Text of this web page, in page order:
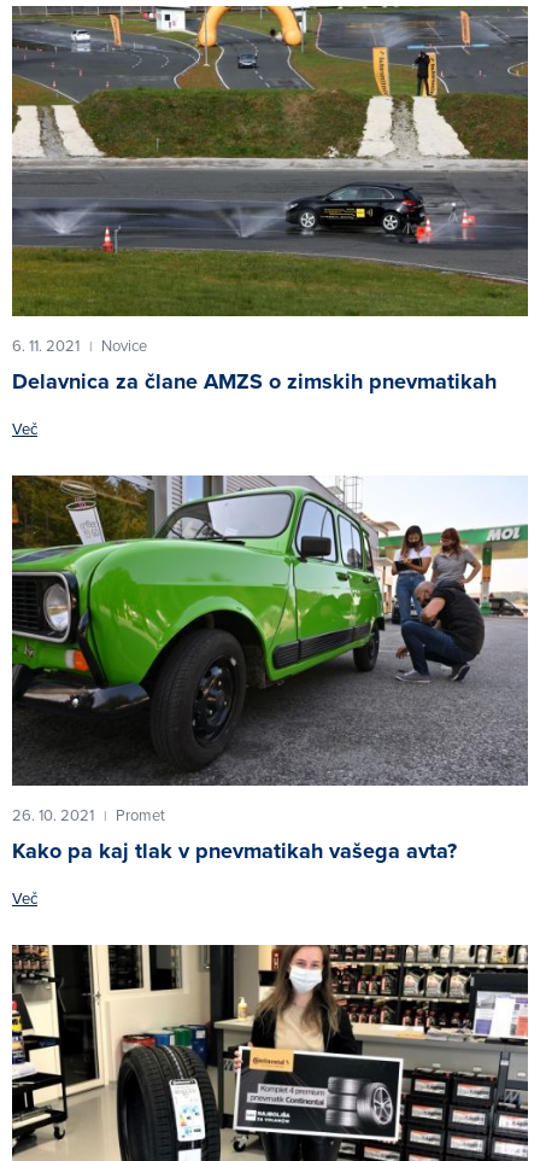
6. 11. 2021 | Novice
Delavnica za člane AMZS o zimskih pnevmatikah
Več
26. 10. 2021 | Promet
Kako pa kaj tlak v pnevmatikah vašega avta?
Več